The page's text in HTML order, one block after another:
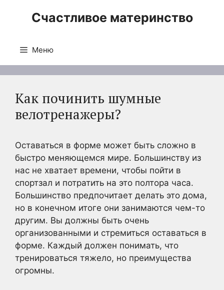
Счастливое материнство
Меню
Как починить шумные
велотренажеры?
Оставаться в форме может быть сложно в
быстро меняющемся мире. Большинству из
нас не хватает времени, чтобы пойти в
спортзал и потратить на это полтора часа.
Большинство предпочитает делать это дома,
но в конечном итоге они занимаются чем-то
другим. Вы должны быть очень
организованными и стремиться оставаться в
форме. Каждый должен понимать, что
тренироваться тяжело, но преимущества
огромны.